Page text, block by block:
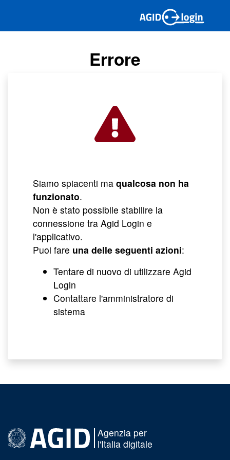
Errore
Siamo spiacenti ma qualcosa non ha
funzionato.
Non è stato possibile stabilire la
connessione tra Agid Login e
l'applicativo.
Puoi fare una delle seguenti azioni:
Tentare di nuovo di utilizzare Agid
Login
Contattare l'amministratore di
sistema
Agenzia per
l'Italia digitale